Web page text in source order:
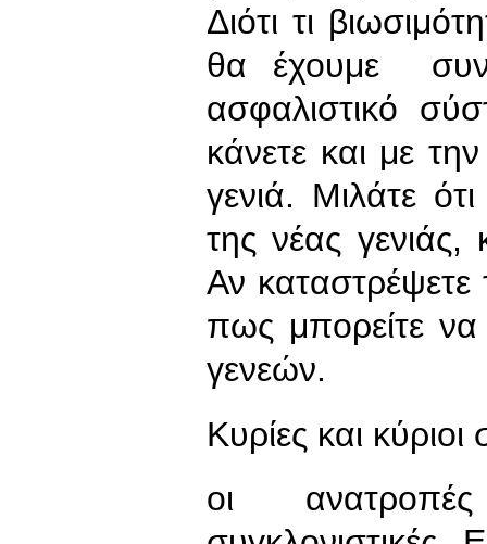
Διότι τι
θα έχουμε
ασφαλιστικό
κάνετε και με
γενιά. Μιλάτε
της νέας γενιάς,
Αν
πως μπορείτε να
γενεών.
Κυρίες και
οι